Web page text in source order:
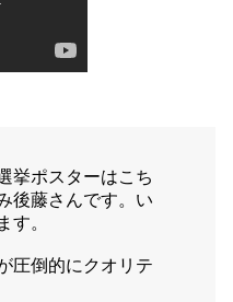
挙ポスターはこち
後藤さんです。い
す。
圧倒的にクオリテ